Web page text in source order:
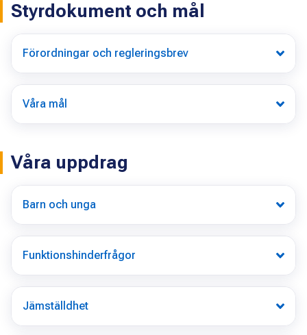
Styrdokument och mål
Förordningar och regleringsbrev
Våra mål
Våra uppdrag
Barn och unga
Funktionshinderfrågor
Jämställdhet